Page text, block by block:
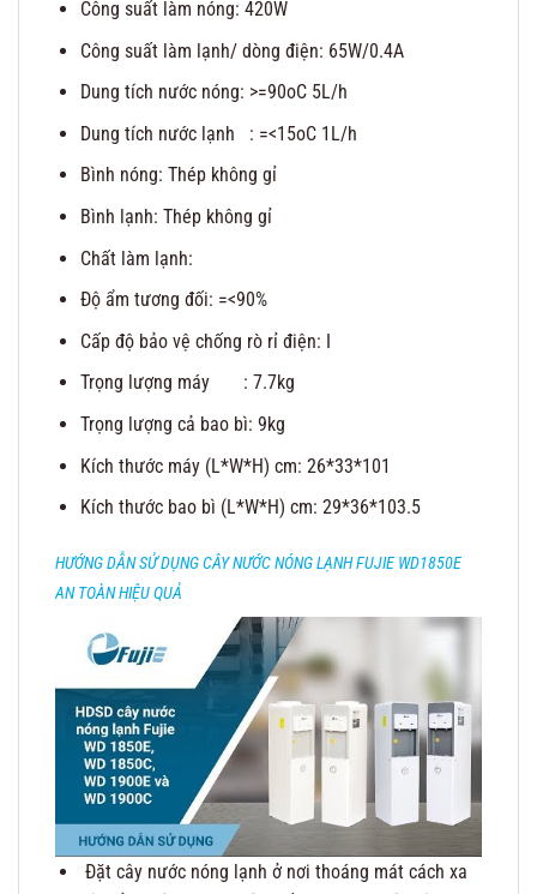
Công suất làm nóng: 420W
Công suất làm lạnh/ dòng điện: 65W/0.4A
Dung tích nước nóng: >=90oC 5L/h
Dung tích nước lạnh : =<15oC 1L/h
Bình nóng: Thép không gỉ
Bình lạnh: Thép không gỉ
Chất làm lạnh:
Độ ẩm tương đối: =<90%
Cấp độ bảo vệ chống rò rỉ điện: I
Trọng lượng máy : 7.7kg
Trọng lượng cả bao bì: 9kg
Kích thước máy (L*W*H) cm: 26*33*101
Kích thước bao bì (L*W*H) cm: 29*36*103.5
HƯỚNG DẪN SỬ DỤNG CÂY NƯỚC NÓNG LẠNH FUJIE WD1850E
AN TOÀN HIỆU QUẢ
Đặt cây nước nóng lạnh ở nơi thoáng mát cách xa